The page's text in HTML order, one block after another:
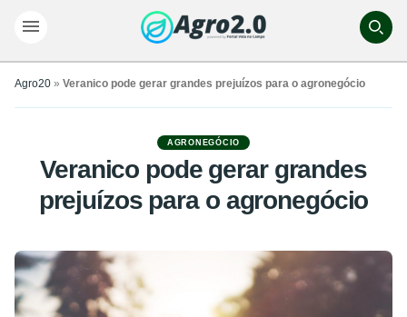
Agro20 » Veranico pode gerar grandes prejuízos para o agronegócio
AGRONEGÓCIO
Veranico pode gerar grandes
prejuízos para o agronegócio